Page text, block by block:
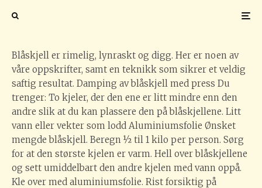
Delicious seafood mussels with with sauce and parsley. Lemon and baguette . Clams in
Blåskjell er rimelig, lynraskt og digg. Her er noen av
våre oppskrifter, samt en teknikk som sikrer et veldig
saftig resultat. Damping av blåskjell med press Du
trenger: To kjeler, der den ene er litt mindre enn den
andre slik at du kan plassere den på blåskjellene. Litt
vann eller vekter som lodd Aluminiumsfolie Ønsket
mengde blåskjell. Beregn ½ til 1 kilo per person. Sørg
for at den største kjelen er varm. Hell over blåskjellene
og sett umiddelbart den andre kjelen med vann oppå.
Kle over med aluminiumsfolie. Rist forsiktig på